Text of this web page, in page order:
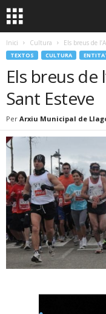
Inici Cultura Els breus de
TEXTOS CULTURA
Els breus de
Sant Esteve
Per Arxiu Municipal de